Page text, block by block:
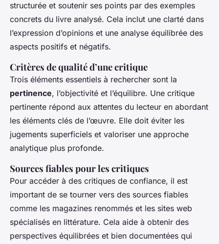
structurée et soutenir ses points par des exemples
concrets du livre analysé. Cela inclut une clarté dans
l’expression d’opinions et une analyse équilibrée des
aspects positifs et négatifs.
Critères de qualité d’une critique
Trois éléments essentiels à rechercher sont la
pertinence, l’objectivité et l’équilibre. Une critique
pertinente répond aux attentes du lecteur en abordant
les éléments clés de l’œuvre. Elle doit éviter les
jugements superficiels et valoriser une approche
analytique plus profonde.
Sources fiables pour les critiques
Pour accéder à des critiques de confiance, il est
important de se tourner vers des sources fiables
comme les magazines renommés et les sites web
spécialisés en littérature. Cela aide à obtenir des
perspectives équilibrées et bien documentées qui